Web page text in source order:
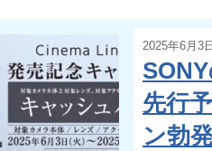
2025年6月3日
先行
ン勃